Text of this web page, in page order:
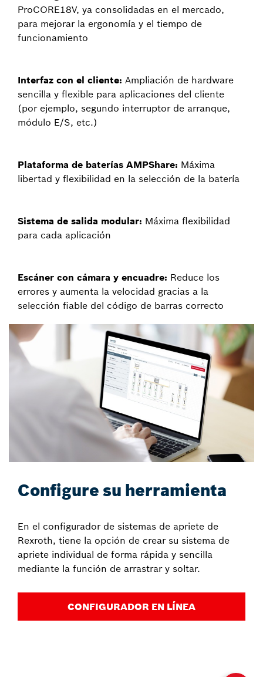
ProCORE18V, ya consolidadas en el mercado,
para mejorar la ergonomía y el tiempo de
funcionamiento
Interfaz con el cliente: Ampliación de hardware
sencilla y flexible para aplicaciones del cliente
(por ejemplo, segundo interruptor de arranque,
módulo E/S, etc.)
Plataforma de baterías AMPShare: Máxima
libertad y flexibilidad en la selección de la batería
Sistema de salida modular: Máxima flexibilidad
para cada aplicación
Escáner con cámara y encuadre: Reduce los
errores y aumenta la velocidad gracias a la
selección fiable del código de barras correcto
Configure su herramienta
En el configurador de sistemas de apriete de
Rexroth, tiene la opción de crear su sistema de
apriete individual de forma rápida y sencilla
mediante la función de arrastrar y soltar.
CONFIGURADOR EN LÍNEA